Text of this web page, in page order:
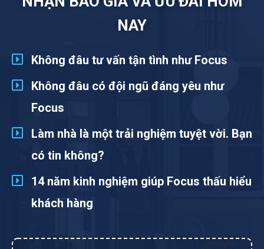
NAY
Không đâu tư vấn tận tình như Focus
Không đâu có đội ngũ đáng yêu như
Focus
Làm nhà là một trải nghiệm tuyệt vời. Bạn
có tin không?
14 năm kinh nghiệm giúp Focus thấu hiểu
khách hàng